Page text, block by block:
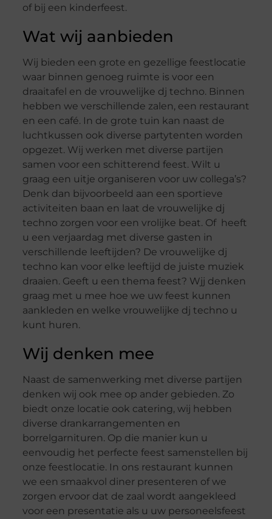
of bij een kinderfeest.
Wat wij aanbieden
Wij bieden een grote en gezellige feestlocatie
waar binnen genoeg ruimte is voor een
draaitafel en de vrouwelijke dj techno. Binnen
hebben we verschillende zalen, een restaurant
en een café. In de grote tuin kan naast de
luchtkussen ook diverse partytenten worden
opgezet. Wij werken met diverse partijen
samen voor een schitterend feest. Wilt u
graag een uitje organiseren voor uw collega’s?
Denk dan bijvoorbeeld aan een sportieve
activiteiten baan en laat de vrouwelijke dj
techno zorgen voor een vrolijke beat. Of heeft
u een verjaardag met diverse gasten in
verschillende leeftijden? De vrouwelijke dj
techno kan voor elke leeftijd de juiste muziek
draaien. Geeft u een thema feest? Wjj denken
graag met u mee hoe we uw feest kunnen
aankleden en welke vrouwelijke dj techno u
kunt huren.
Wij denken mee
Naast de samenwerking met diverse partijen
denken wij ook mee op ander gebieden. Zo
biedt onze locatie ook catering, wij hebben
diverse drankarrangementen en
borrelgarnituren. Op die manier kun u
eenvoudig het perfecte feest samenstellen bij
onze feestlocatie. In ons restaurant kunnen
we een smaakvol diner presenteren of we
zorgen ervoor dat de zaal wordt aangekleed
voor een presentatie als u uw personeelsfeest